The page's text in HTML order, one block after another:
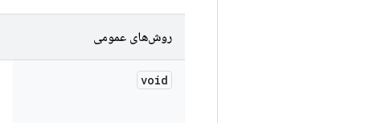
روش‌های عمومی
void